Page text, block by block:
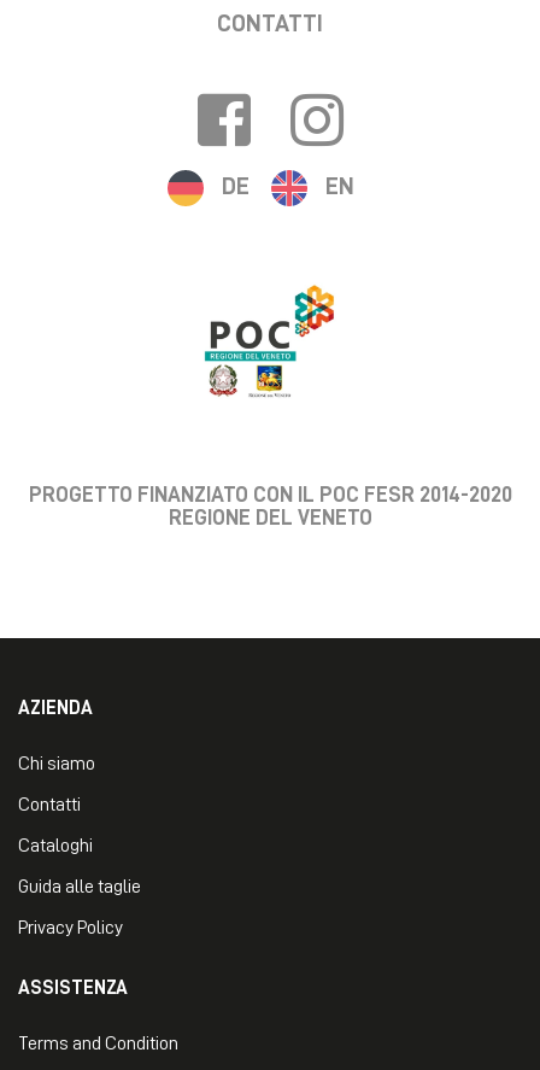
CONTATTI
DE EN
PROGETTO FINANZIATO CON IL POC FESR 2014-2020
REGIONE DEL VENETO
AZIENDA
Chi siamo
Contatti
Cataloghi
Guida alle taglie
Privacy Policy
ASSISTENZA
Terms and Condition